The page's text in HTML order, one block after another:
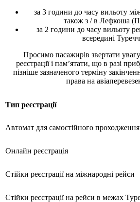
за 3 години до часу вильоту
також з / в Лефкоша
за 2 години до часу вильоту
всередині
Просимо пасажирів звертати
реєстрації і пам’ятати, що в разі
пізніше зазначеного терміну
права на
Тип реєстрації
Автомат для самостійного проходження
Онлайн реєстрація
Стійки реєстрації на міжнародні рейси
Стійки реєстрації на рейси в межах